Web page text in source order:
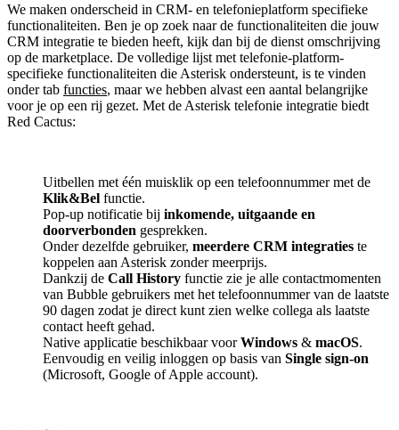
We maken onderscheid in CRM- en telefonieplatform specifieke
functionaliteiten. Ben je op zoek naar de functionaliteiten die jouw
CRM integratie te bieden heeft, kijk dan bij de dienst omschrijving
op de marketplace. De volledige lijst met telefonie-platform-
specifieke functionaliteiten die Asterisk ondersteunt, is te vinden
onder tab functies, maar we hebben alvast een aantal belangrijke
voor je op een rij gezet. Met de Asterisk telefonie integratie biedt
Red Cactus:
Uitbellen met één muisklik op een telefoonnummer met de
Klik&Bel functie.
Pop-up notificatie bij inkomende, uitgaande en
doorverbonden gesprekken.
Onder dezelfde gebruiker, meerdere CRM integraties te
koppelen aan Asterisk zonder meerprijs.
Dankzij de Call History functie zie je alle contactmomenten
van Bubble gebruikers met het telefoonnummer van de laatste
90 dagen zodat je direct kunt zien welke collega als laatste
contact heeft gehad.
Native applicatie beschikbaar voorWindows & macOS.
Eenvoudig en veilig inloggen op basis van Single sign-on
(Microsoft, Google of Apple account).